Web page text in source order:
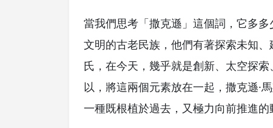
當我們思考「撒克遜」這個詞，它多
文明的古老民族，他們有著探索未知
氏，在今天，幾乎就是創新、太空探
以，將這兩個元素放在一起，撒克遜·
一種既根植於過去，又極力向前推進的